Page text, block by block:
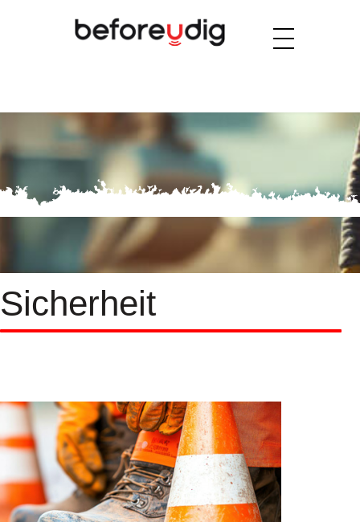
Sicherheit